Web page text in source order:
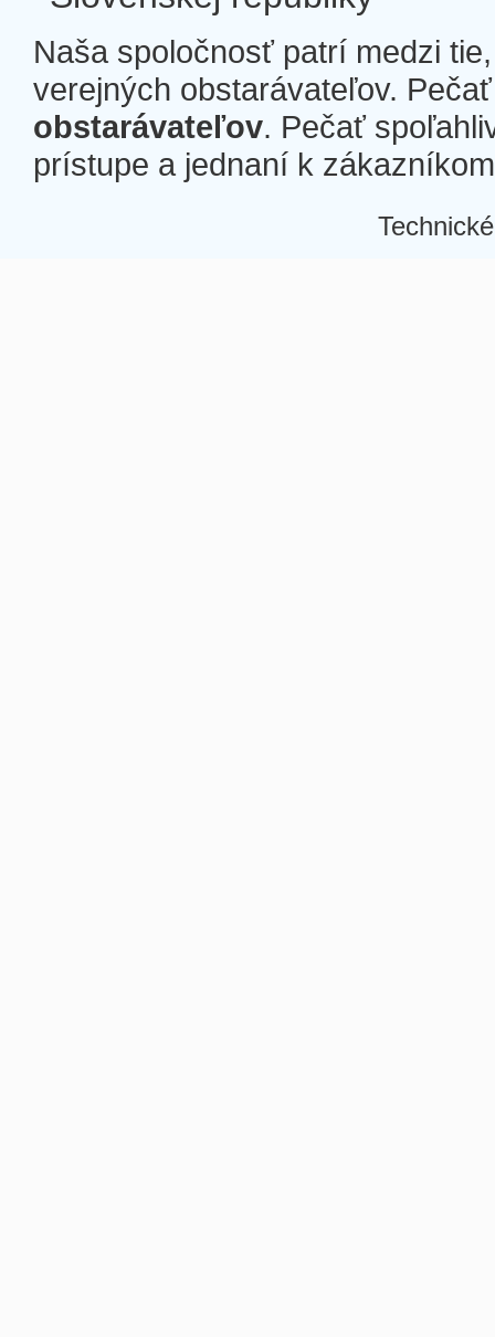
Naša spoločnosť patrí medzi
verejných obstarávateľov.
obstarávateľov. Pečať
prístupe a jednaní k